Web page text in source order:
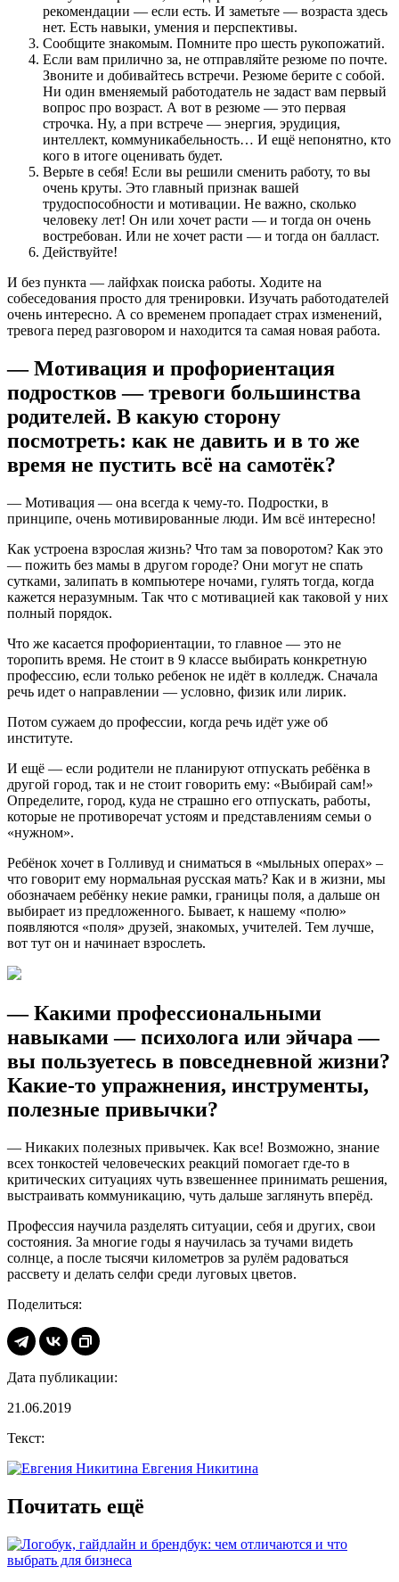
рекомендации — если есть. И заметьте — возраста здесь
нет. Есть навыки, умения и перспективы.
Сообщите знакомым. Помните про шесть рукопожатий.
Если вам прилично за, не отправляйте резюме по почте.
Звоните и добивайтесь встречи. Резюме берите с собой.
Ни один вменяемый работодатель не задаст вам первый
вопрос про возраст. А вот в резюме — это первая
строчка. Ну, а при встрече — энергия, эрудиция,
интеллект, коммуникабельность… И ещё непонятно, кто
кого в итоге оценивать будет.
Верьте в себя! Если вы решили сменить работу, то вы
очень круты. Это главный признак вашей
трудоспособности и мотивации. Не важно, сколько
человеку лет! Он или хочет расти — и тогда он очень
востребован. Или не хочет расти — и тогда он балласт.
Действуйте!
И без пункта — лайфхак поиска работы. Ходите на
собеседования просто для тренировки. Изучать работодателей
очень интересно. А со временем пропадает страх изменений,
тревога перед разговором и находится та самая новая работа.
— Мотивация и профориентация
подростков — тревоги большинства
родителей. В какую сторону
посмотреть: как не давить и в то же
время не пустить всё на самотёк?
— Мотивация — она всегда к чему-то. Подростки, в
принципе, очень мотивированные люди. Им всё интересно!
Как устроена взрослая жизнь? Что там за поворотом? Как это
— пожить без мамы в другом городе? Они могут не спать
сутками, залипать в компьютере ночами, гулять тогда, когда
кажется неразумным. Так что с мотивацией как таковой у них
полный порядок.
Что же касается профориентации, то главное — это не
торопить время. Не стоит в 9 классе выбирать конкретную
профессию, если только ребенок не идёт в колледж. Сначала
речь идет о направлении — условно, физик или лирик.
Потом сужаем до профессии, когда речь идёт уже об
институте.
И ещё — если родители не планируют отпускать ребёнка в
другой город, так и не стоит говорить ему: «Выбирай сам!»
Определите, город, куда не страшно его отпускать, работы,
которые не противоречат устоям и представлениям семьи о
«нужном».
Ребёнок хочет в Голливуд и сниматься в «мыльных операх» –
что говорит ему нормальная русская мать? Как и в жизни, мы
обозначаем ребёнку некие рамки, границы поля, а дальше он
выбирает из предложенного. Бывает, к нашему «полю»
появляются «поля» друзей, знакомых, учителей. Тем лучше,
вот тут он и начинает взрослеть.
— Какими профессиональными
навыками — психолога или эйчара —
вы пользуетесь в повседневной жизни?
Какие-то упражнения, инструменты,
полезные привычки?
— Никаких полезных привычек. Как все! Возможно, знание
всех тонкостей человеческих реакций помогает где-то в
критических ситуациях чуть взвешеннее принимать решения,
выстраивать коммуникацию, чуть дальше заглянуть вперёд.
Профессия научила разделять ситуации, себя и других, свои
состояния. За многие годы я научилась за тучами видеть
солнце, а после тысячи километров за рулём радоваться
рассвету и делать селфи среди луговых цветов.
Поделиться:
Дата публикации:
21.06.2019
Текст:
Евгения Никитина
Почитать ещё